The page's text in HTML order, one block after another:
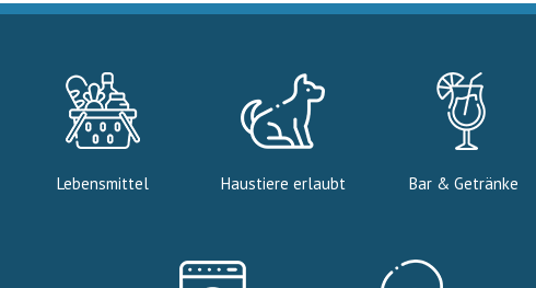
Lebensmittel Haustiere erlaubt Bar & Getränke